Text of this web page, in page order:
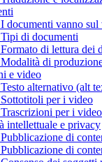
documenti vanno sul
di documenti
di lettura dei
di
e video
alternativo (alt
per i video
per i video
intellettuale e privacy
di
di